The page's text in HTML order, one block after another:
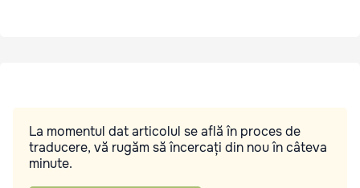
La momentul dat articolul se află în proces de
traducere, vă rugăm să încercați din nou în câteva
minute.